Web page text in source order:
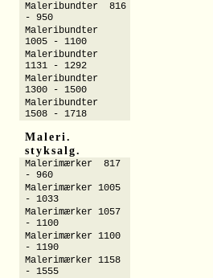
Maleribundter 816
- 950
Maleribundter
1005 - 1100
Maleribundter
1131 - 1292
Maleribundter
1300 - 1500
Maleribundter
1508 - 1718
Maleri.
styksalg.
Malerimærker 817
- 960
Malerimærker 1005
- 1033
Malerimærker 1057
- 1100
Malerimærker 1100
- 1190
Malerimærker 1158
- 1555